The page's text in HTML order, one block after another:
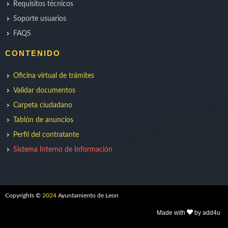
Requisitos técnicos
Soporte usuarios
FAQS
CONTENIDO
Oficina virtual de trámites
Validar documentos
Carpeta ciudadano
Tablón de anuncios
Perfil del contratante
Sistema Interno de Información
Copyrights © 2024 Ayuntamiento de Leon
Made with by add4u